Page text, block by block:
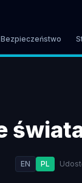
Bezpieczeństwo
EN PL